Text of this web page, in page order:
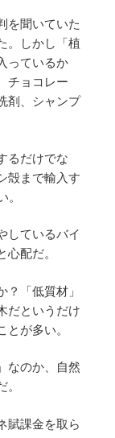
を聞いていた
。しかし「植
っているか
チョコレー
剤、シャンプ
るだけでな
殻まで輸入す
。
しているバイ
配だ。
「低質材」
だというだけ
が多い。
なのか、自然
賦課金を取ら